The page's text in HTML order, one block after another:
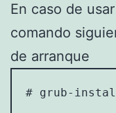
En caso de
comando
de arranque
# grub-